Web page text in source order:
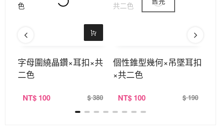
字母圍繞晶鑽×耳扣×共
二色
NT$ 100 $ 380
個性錐型幾何×吊墜耳扣
×共二色
NT$ 100 $ 190